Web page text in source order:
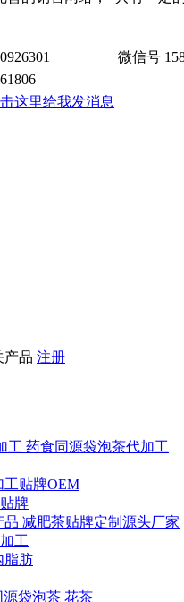
微信号
产品 注册
工 药食同源袋泡茶代加工
工贴牌OEM
牌
减肥茶贴牌定制源头厂家
工
脂肪
袋泡茶 花茶